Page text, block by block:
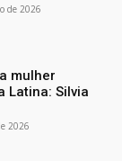
de 2026
mulher
Latina: Silvia
2026